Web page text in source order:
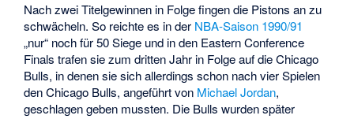
Nach zwei Titelgewinnen in Folge fingen die Pistons an zu
schwächeln. So reichte es in der NBA-Saison 1990/91
„nur“ noch für 50 Siege und in den Eastern Conference
Finals trafen sie zum dritten Jahr in Folge auf die Chicago
Bulls, in denen sie sich allerdings schon nach vier Spielen
den Chicago Bulls, angeführt von Michael Jordan,
geschlagen geben mussten. Die Bulls wurden später